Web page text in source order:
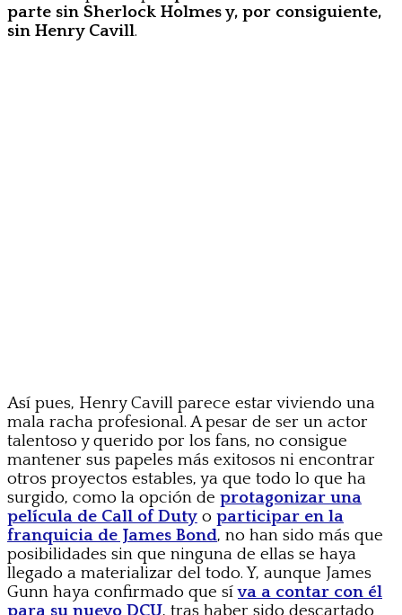
parte sin Sherlock Holmes y, por consiguiente,
sin Henry Cavill.
Así pues, Henry Cavill parece estar viviendo una
mala racha profesional. A pesar de ser un actor
talentoso y querido por los fans, no consigue
mantener sus papeles más exitosos ni encontrar
otros proyectos estables, ya que todo lo que ha
surgido, como la opción de protagonizar una
película de Call of Duty o participar en la
franquicia de James Bond, no han sido más que
posibilidades sin que ninguna de ellas se haya
llegado a materializar del todo. Y, aunque James
Gunn haya confirmado que síva a contar con él
para su nuevo DCU, tras haber sido descartado